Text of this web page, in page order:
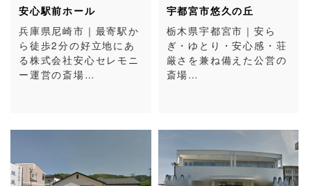
安心駅前ホール
兵庫県尼崎市｜最寄駅か
ら徒歩2分の好立地にあ
る株式会社安心セレモニ
ー運営の斎場…
宇都宮市悠久の丘
栃木県宇都宮市｜安ら
ぎ・ゆとり・安心感・荘
厳さを兼ね備えた公営の
斎場…